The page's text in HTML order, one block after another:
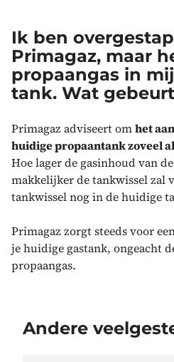
Ik ben
Primagaz, maar
propaangas in
tank. Wat
Primagaz adviseert omhet
huidige propaantank zoveel
Hoe lager de gasinhoud van
makkelijker de tankwissel zal
tankwissel nog in de huidige
Primagaz zorgt steeds voor
je huidige gastank, ongeacht
propaangas.
Andere